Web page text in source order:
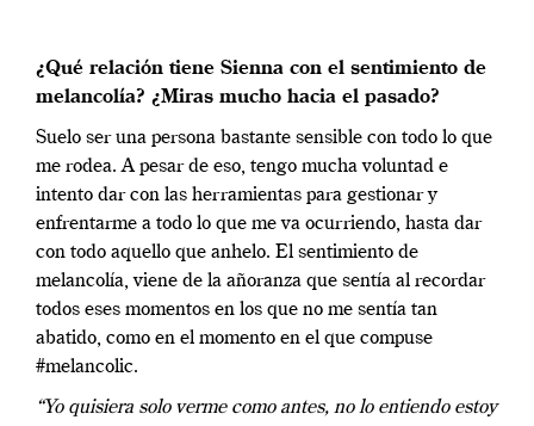
¿Qué relación tiene Sienna con el sentimiento de
melancolía? ¿Miras mucho hacia el pasado?
Suelo ser una persona bastante sensible con todo lo que
me rodea. A pesar de eso, tengo mucha voluntad e
intento dar con las herramientas para gestionar y
enfrentarme a todo lo que me va ocurriendo, hasta dar
con todo aquello que anhelo. El sentimiento de
melancolía, viene de la añoranza que sentía al recordar
todos eses momentos en los que no me sentía tan
abatido, como en el momento en el que compuse
#melancolic.
“Yo quisiera solo verme como antes, no lo entiendo estoy